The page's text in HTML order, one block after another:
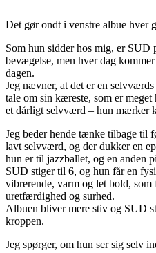
Det gør ondt i venstre albue hver
Som hun sidder hos mig, er SUD
bevægelse, men hver dag
dagen.
Jeg nævner, at det er en
tale om sin kæreste, som er
et dårligt selvværd – hun mærker
Jeg beder hende tænke tilbage til
lavt selvværd, og der dukker en
hun er til jazzballet, og en anden
SUD stiger til 6, og hun får en
vibrerende, varm og let bold,
uretfærdighed og surhed.
Albuen bliver mere stiv og SUD
kroppen.
Jeg spørger, om hun ser sig selv